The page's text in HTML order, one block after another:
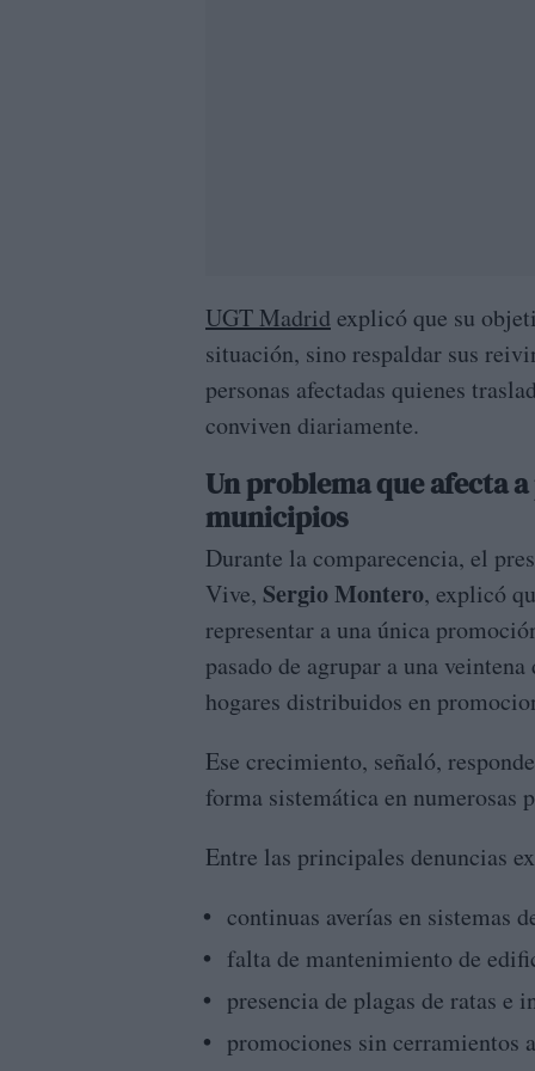
UGT Madrid explicó que su
situación, sino respaldar sus
personas afectadas quienes
conviven diariamente.
Un problema que afecta
municipios
Durante la comparecencia, el
Vive, Sergio Montero, explicó
representar a una única
pasado de agrupar a una
hogares distribuidos en
Ese crecimiento, señaló,
forma sistemática en numerosas
Entre las principales denuncias
continuas averías en sistemas
falta de mantenimiento de
presencia de plagas de ratas e
promociones sin cerramientos